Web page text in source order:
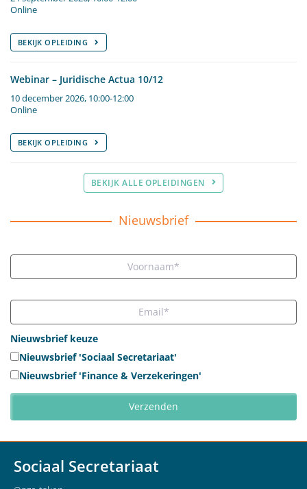
Online
BEKIJK OPLEIDING
Webinar – Juridische Actua 10/12
10 december 2026, 10:00-12:00
Online
BEKIJK OPLEIDING
BEKIJK ALLE OPLEIDINGEN
Nieuwsbrief
Nieuwsbrief keuze
Nieuwsbrief 'Sociaal Secretariaat'
Nieuwsbrief 'Finance & Verzekeringen'
Sociaal Secretariaat